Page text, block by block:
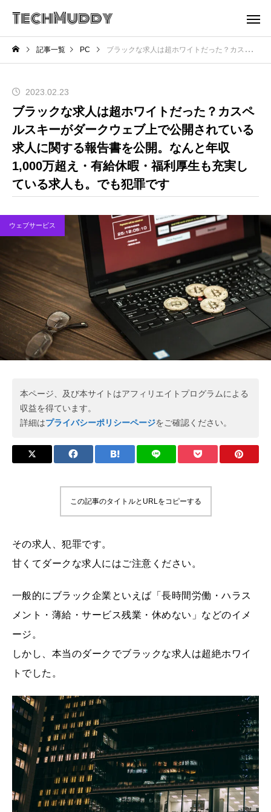
TechMuddy
記事一覧 PC ブラックな求人は超ホワイトだった？カスペルスキーがダークウェブ上で公開されている求人に関する報告書を公開。なんと年収1,000万超え・有給休暇・福利厚生も充実している求人も。でも犯罪です
2023.02.23
ブラックな求人は超ホワイトだった？カスペ
ルスキーがダークウェブ上で公開されている
求人に関する報告書を公開。なんと年収
1,000万超え・有給休暇・福利厚生も充実し
ている求人も。でも犯罪です
ウェブサービス
本ページ、及び本サイトはアフィリエイトプログラムによる
収益を得ています。
詳細はプライバシーポリシーページをご確認ください。
この記事のタイトルとURLをコピーする
その求人、犯罪です。
甘くてダークな求人にはご注意ください。
一般的にブラック企業といえば「長時間労働・ハラス
メント・薄給・サービス残業・休めない」などのイメ
ージ。
しかし、本当のダークでブラックな求人は超絶ホワイ
トでした。